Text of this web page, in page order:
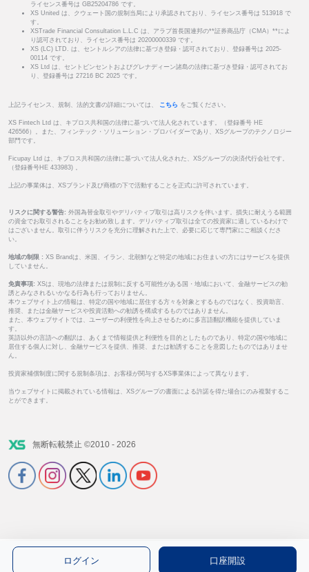
ライセンス番号は GB25204786 です。
XS United は、クウェート国の規制当局により承認されており、ライセンス番号は 513918 で
す。
XSTrade Financial Consultation L.L.C は、アラブ首長国連邦の**証券商品庁（CMA）**によ
り認可されており、ライセンス番号は 20200000339 です。
XS (LC) LTD. は、セントルシアの法律に基づき登録・認可されており、登録番号は 2025-
00114 です。
XS Ltd は、セントビンセントおよびグレナディーン諸島の法律に基づき登録・認可されてお
り、登録番号は 27216 BC 2025 です。
上記ライセンス、規制、法的文書の詳細については、 こちら をご覧ください。
XS Fintech Ltd は、キプロス共和国の法律に基づいて法人化されています。（登録番号 HE
426566）。また、フィンテック・ソリューション・プロバイダーであり、XSグループのテクノロジー
部門です。
Ficupay Ltd は、キプロス共和国の法律に基づいて法人化された、XSグループの決済代行会社です。
（登録番号HE 433983) 。
上記の事業体は、XSブランド及び商標の下で活動することを正式に許可されています。
リスクに関する警告: 外国為替金取引やデリバティブ取引は高リスクを伴います。損失に耐えうる範囲
の資金でお取引されることをお勧め致します。デリバティブ取引は全ての投資家に適しているわけで
はございません。取引に伴うリスクを充分に理解された上で、必要に応じて専門家にご相談くださ
い。
地域の制限 : XS Brandは、米国、イラン、北朝鮮など特定の地域にお住まいの方にはサービスを提供
していません。
免責事項: XSは、現地の法律または規制に反する可能性がある国・地域において、金融サービスの勧
誘とみなされるいかなる行為も行っておりません。
本ウェブサイト上の情報は、特定の国や地域に居住する方々を対象とするものではなく、投資助言、
推奨、または金融サービスや投資活動への勧誘を構成するものではありません。
また、本ウェブサイトでは、ユーザーの利便性を向上させるために多言語翻訳機能を提供していま
す。
英語以外の言語への翻訳は、あくまで情報提供と利便性を目的としたものであり、特定の国や地域に
居住する個人に対し、金融サービスを提供、推奨、または勧誘することを意図したものではありませ
ん。
投資家補償制度に関する規制条項は、お客様が関与するXS事業体によって異なります。
当ウェブサイトに掲載されている情報は、XSグループの書面による許諾を得た場合にのみ複製するこ
とができます。
無断転載禁止 ©2010 - 2026
ログイン 口座開設